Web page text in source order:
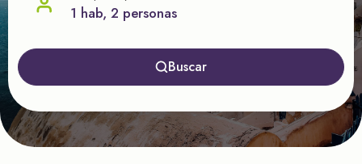
1 hab, 2 personas
Buscar